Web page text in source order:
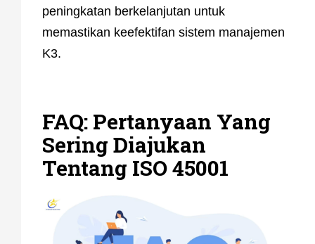
peningkatan berkelanjutan untuk
memastikan keefektifan sistem manajemen
K3.
FAQ: Pertanyaan Yang
Sering Diajukan
Tentang ISO 45001